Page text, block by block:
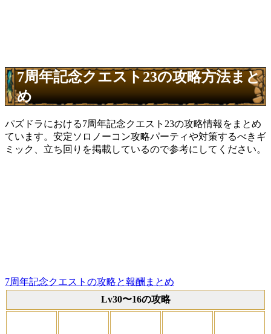
7周年記念クエスト23の攻略方法まと
め
パズドラにおける7周年記念クエスト23の攻略情報をまとめ
ています。安定ソロノーコン攻略パーティや対策するべきギ
ミック、立ち回りを掲載しているので参考にしてください。
7周年記念クエストの攻略と報酬まとめ
Lv30〜16の攻略